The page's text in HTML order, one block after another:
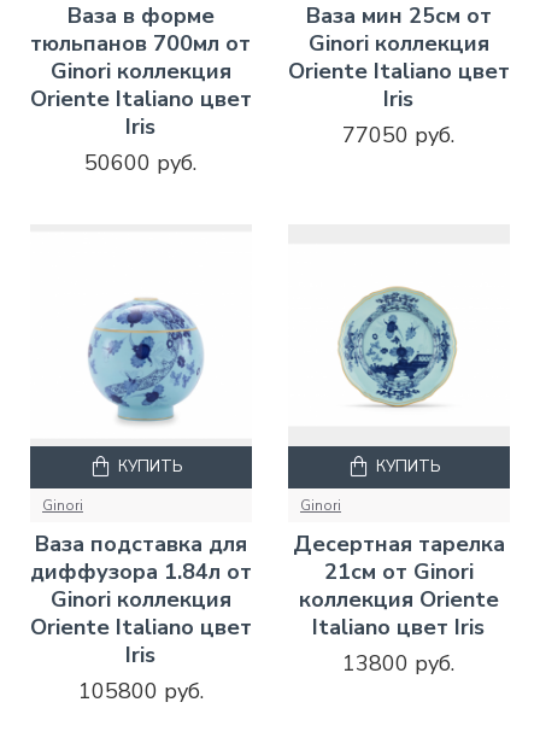
Ваза в форме
тюльпанов 700мл от
Ginori коллекция
Oriente Italiano цвет
Iris
50600 руб.
Ваза мин 25см от
Ginori коллекция
Oriente Italiano цвет
Iris
77050 руб.
Ginori
Ваза подставка для
диффузора 1.84л от
Ginori коллекция
Oriente Italiano цвет
Iris
105800 руб.
КУПИТЬ
Ginori
Десертная тарелка
21см от Ginori
коллекция Oriente
Italiano цвет Iris
13800 руб.
КУПИТЬ